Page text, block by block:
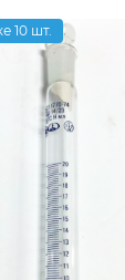
10 шт.